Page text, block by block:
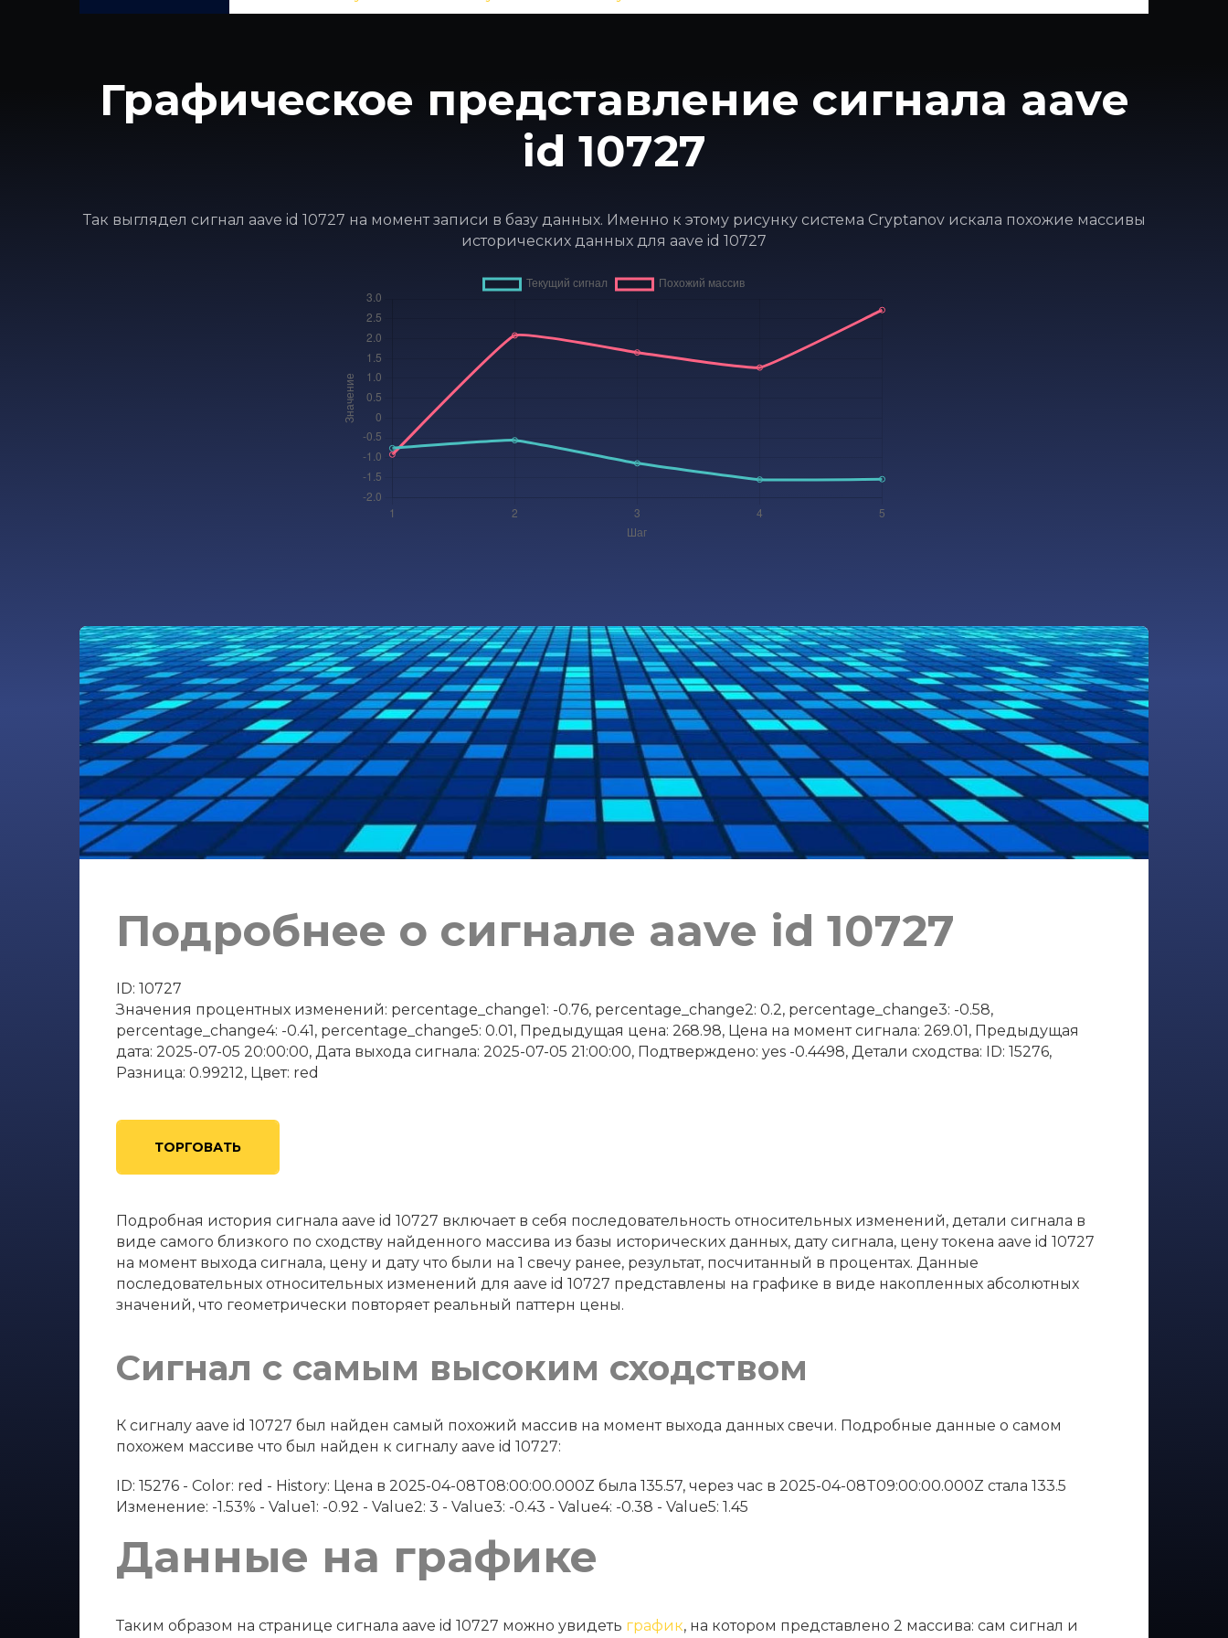
Графическое представление сигнала aave
id 10727
Так выглядел сигнал aave id 10727 на момент записи в базу данных. Именно к этому рисунку система Cryptanov искала похожие массивы
исторических данных для aave id 10727
Подробнее о сигнале aave id 10727
ID: 10727
Значения процентных изменений: percentage_change1: -0.76, percentage_change2: 0.2, percentage_change3: -0.58,
percentage_change4: -0.41, percentage_change5: 0.01, Предыдущая цена: 268.98, Цена на момент сигнала: 269.01, Предыдущая
дата: 2025-07-05 20:00:00, Дата выхода сигнала: 2025-07-05 21:00:00, Подтверждено: yes -0.4498, Детали сходства: ID: 15276,
Разница: 0.99212, Цвет: red
ТОРГОВАТЬ
Подробная история сигнала aave id 10727 включает в себя последовательность относительных изменений, детали сигнала в
виде самого близкого по сходству найденного массива из базы исторических данных, дату сигнала, цену токена aave id 10727
на момент выхода сигнала, цену и дату что были на 1 свечу ранее, результат, посчитанный в процентах. Данные
последовательных относительных изменений для aave id 10727 представлены на графике в виде накопленных абсолютных
значений, что геометрически повторяет реальный паттерн цены.
Сигнал с самым высоким сходством
К сигналу aave id 10727 был найден самый похожий массив на момент выхода данных свечи. Подробные данные о самом
похожем массиве что был найден к сигналу aave id 10727:
ID: 15276 - Color: red - History: Цена в 2025-04-08T08:00:00.000Z была 135.57, через час в 2025-04-08T09:00:00.000Z стала 133.5
Изменение: -1.53% - Value1: -0.92 - Value2: 3 - Value3: -0.43 - Value4: -0.38 - Value5: 1.45
Данные на графике
Таким образом на странице сигнала aave id 10727 можно увидеть график, на котором представлено 2 массива: сам сигнал и